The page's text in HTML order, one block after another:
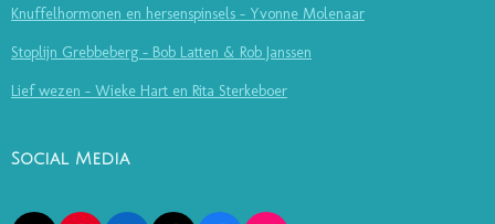
Knuffelhormonen en hersenspinsels - Yvonne Molenaar
Stoplijn Grebbeberg - Bob Latten & Rob Janssen
Lief wezen - Wieke Hart en Rita Sterkeboer
Social Media